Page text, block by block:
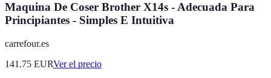
Maquina De Coser Brother X14s - Adecuada Para
Principiantes - Simples E Intuitiva
carrefour.es
141.75 EURVer el precio